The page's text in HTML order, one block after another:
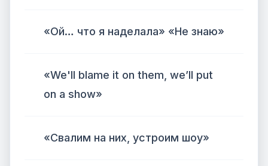
«Ой… что я наделала» «Не знаю»
«We'll blame it on them, we’ll put
on a show»
«Свалим на них, устроим шоу»